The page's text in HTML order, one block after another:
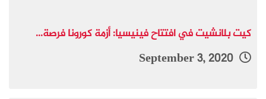
كيت بلانشيت في افتتاح فينيسيا: أزمة كورونا فرصة...